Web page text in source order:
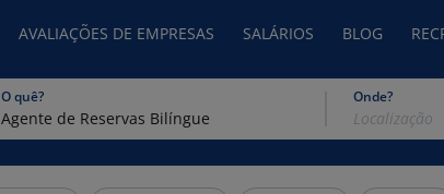
AVALIAÇÕES DE EMPRESAS SALÁRIOS BLOG
O quê? Onde?